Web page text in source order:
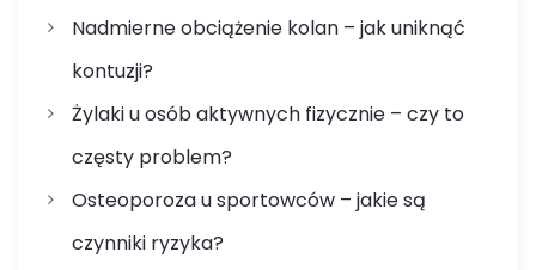
Nadmierne obciążenie kolan – jak uniknąć
kontuzji?
Żylaki u osób aktywnych fizycznie – czy to
częsty problem?
Osteoporoza u sportowców – jakie są
czynniki ryzyka?